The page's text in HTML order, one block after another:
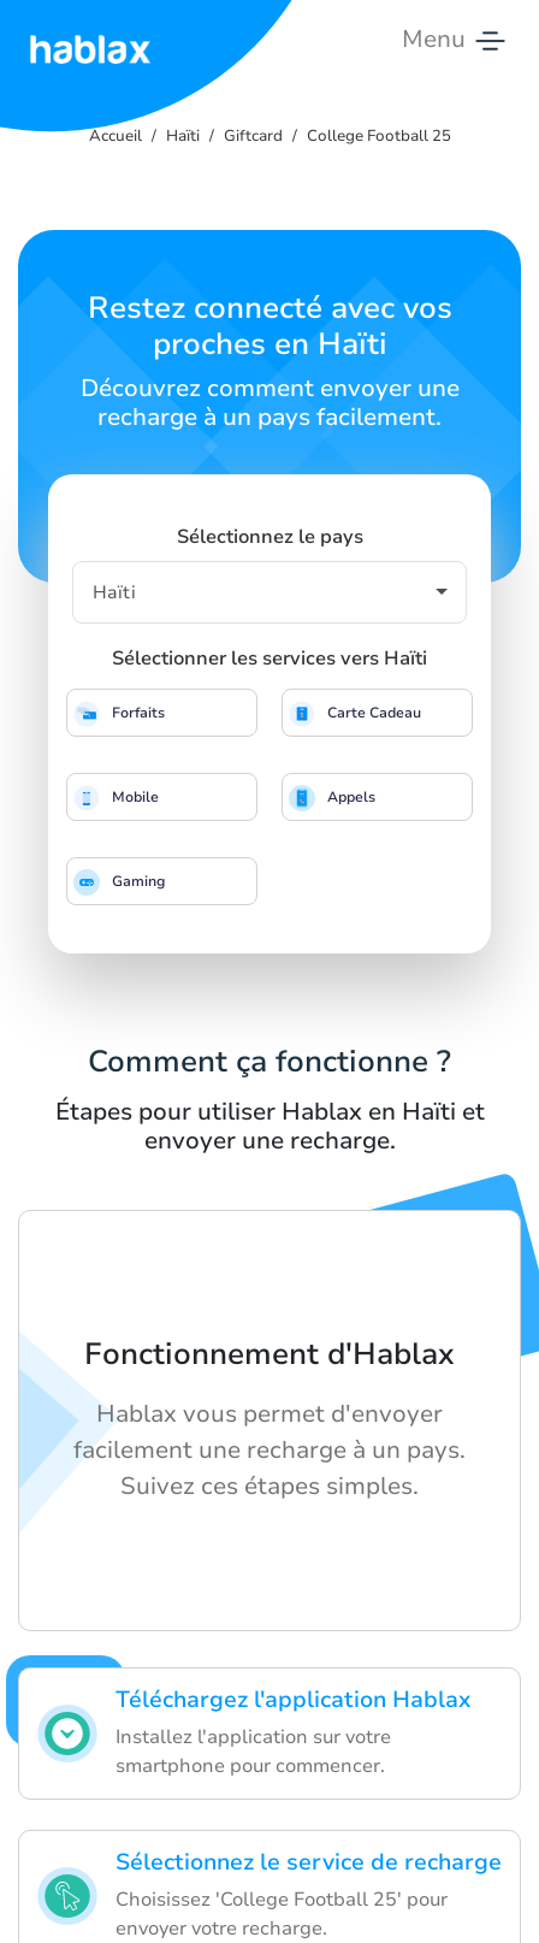
Menu
Contactez-
nous
Français
SIGN IN
Accueil Haïti Giftcard College Football 25
Restez connecté avec vos
proches en Haïti
Découvrez comment envoyer une
recharge à un pays facilement.
Sélectionnez le pays
Sélectionner les services vers Haïti
Forfaits Carte Cadeau
Mobile Appels
Gaming
Comment ça fonctionne ?
Étapes pour utiliser Hablax en Haïti et
envoyer une recharge.
Téléchargez l'application Hablax
Installez l'application sur votre
smartphone pour commencer.
Sélectionnez le service de recharge
Choisissez 'College Football 25' pour
envoyer votre recharge.
Fonctionnement d'Hablax
Hablax vous permet d'envoyer
facilement une recharge à un pays.
Suivez ces étapes simples.